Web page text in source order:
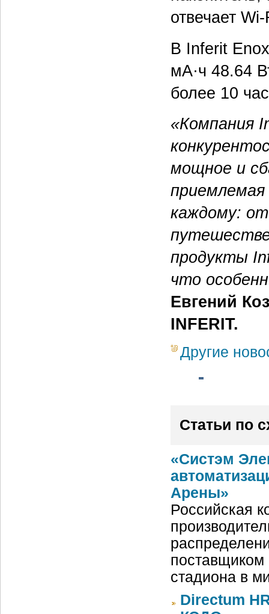
отвечает
В Inferit
мА·ч 48.64
более 10
«Компания
мощное и
каждому: от
продукты
что
Евгений
INFERIT.
Другие
Статьи по
«Систэм
Арены»
Российская
поставщиком
стадиона в
Directum